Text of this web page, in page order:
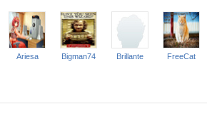
Ariesa Bigman74 Brillante FreeCat